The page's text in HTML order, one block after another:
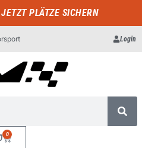
PLÄTZE SICHERN
Login
0